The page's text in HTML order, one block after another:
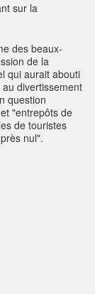
sur la
des beaux-
de la
qui aurait abouti
divertissement
question
"entrepôts de
de touristes
nul".